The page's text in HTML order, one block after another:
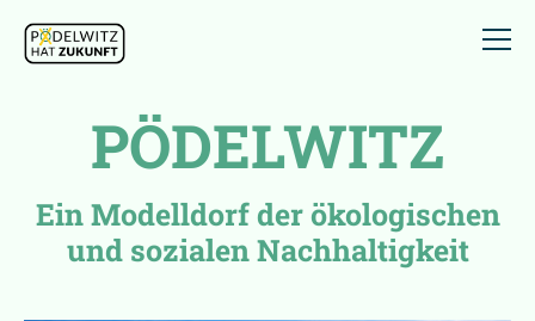
PÖDELWITZ
Ein Modelldorf der ökologischen
und sozialen Nachhaltigkeit